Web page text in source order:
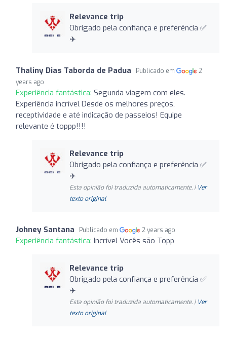
Relevance trip
Obrigado pela confiança e preferência ✅
✈️
Thaliny Dias Taborda de Padua Publicado em
2
years ago
Experiência fantástica: Segunda viagem com eles.
Experiência incrível Desde os melhores preços,
receptividade e até indicação de passeios! Equipe
relevante é toppp!!!!
Relevance trip
Obrigado pela confiança e preferência ✅
✈️
Esta opinião foi traduzida automaticamente. | Ver
texto original
Johney Santana Publicado em 2 years ago
Experiência fantástica: Incrível Vocês são Topp
Relevance trip
Obrigado pela confiança e preferência ✅
✈️
Esta opinião foi traduzida automaticamente. | Ver
texto original